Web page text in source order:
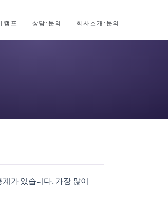
캠프 상담·문의 회사소개·문의
가 있습니다. 가장 많이